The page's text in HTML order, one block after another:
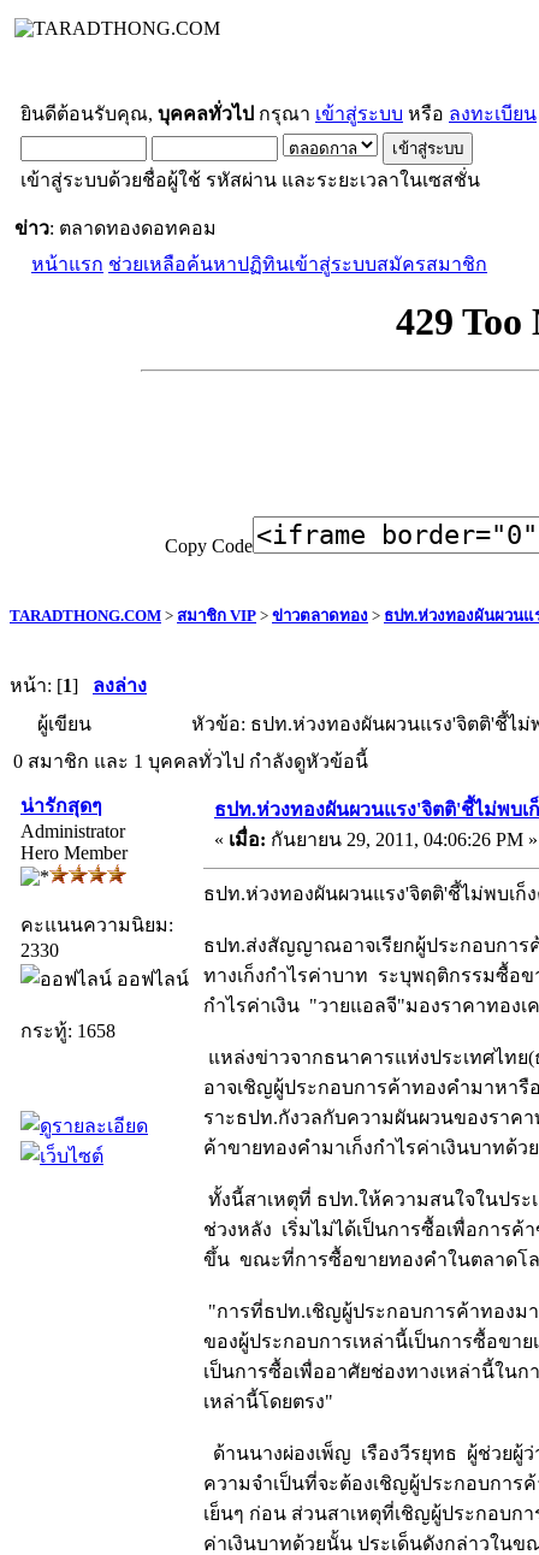
ยินดีต้อนรับคุณ, บุคคลทั่วไป กรุณา เข้าสู่ระบบ หรือ ลงทะเบียน
เข้าสู่ระบบด้วยชื่อผู้ใช้ รหัสผ่าน และระยะเวลาในเซสชั่น
ข่าว: ตลาดทองดอทคอม
หน้าแรก ช่วยเหลือค้นหาปฏิทินเข้าสู่ระบบสมัครสมาชิก
Copy Code
TARADTHONG.COM > สมาชิก VIP > ข่าวตลาดทอง > ธปท.ห่วงทองผันผวนแ
หน้า: [1] ลงล่าง
ผู้เขียน
หัวข้อ: ธปท.ห่วงทองผันผวนแรง'จิตติ'ชี้ไม่
0 สมาชิก และ 1 บุคคลทั่วไป กำลังดูหัวข้อนี้
น่ารักสุดๆ
Administrator
Hero Member
คะแนนความนิยม:
2330
ออฟไลน์
กระทู้: 1658
ธปท.ห่วงทองผันผวนแรง'จิตติ'ชี้ไม่พบเ
« เมื่อ: กันยายน 29, 2011, 04:06:26 PM »
ธปท.ห่วงทองผันผวนแรง'จิตติ'ชี้ไม่พบเก็ง
ธปท.ส่งสัญญาณอาจเรียกผู้ประกอบการ
ทางเก็งกำไรค่าบาท ระบุพฤติกรรมซื้อ
กำไรค่าเงิน "วายแอลจี"มองราคาทองเ
แหล่งข่าวจากธนาคารแห่งประเทศไท
อาจเชิญผู้ประกอบการค้าทองคำมาหา
ราะธปท.กังวลกับความผันผวนของราค
ค้าขายทองคำมาเก็งกำไรค่าเงินบาทด้ว
ทั้งนี้สาเหตุที่ ธปท.ให้ความสนใจในปร
ช่วงหลัง เริ่มไม่ได้เป็นการซื้อเพื่อการ
ขึ้น ขณะที่การซื้อขายทองคำในตลาดโล
"การที่ธปท.เชิญผู้ประกอบการค้าทองม
ของผู้ประกอบการเหล่านี้เป็นการซื้อขา
เป็นการซื้อเพื่ออาศัยช่องทางเหล่านี้ใน
เหล่านี้โดยตรง"
ด้านนางผ่องเพ็ญ เรืองวีรยุทธ ผู้ช่วยผู้
ความจำเป็นที่จะต้องเชิญผู้ประกอบการ
เย็นๆ ก่อน ส่วนสาเหตุที่เชิญผู้ประกอบก
ค่าเงินบาทด้วยนั้น ประเด็นดังกล่าวในข